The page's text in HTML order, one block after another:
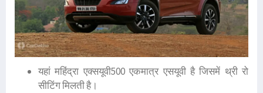
यहां महिंद्रा एक्सयूवी500 एकमात्र एसयूवी है जिसमें थ्री रो
सीटिंग मिलती है।